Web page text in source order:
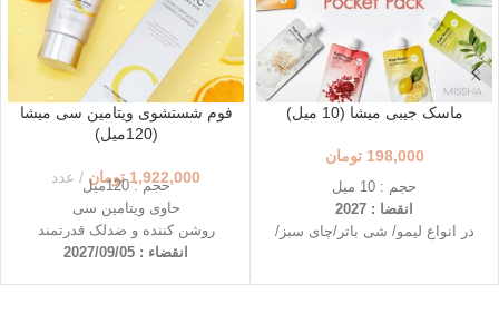
ماسک جیبی میشا (10 میل)
198,000 تومان
حجم : 10 میل
انقضا : 2027
در انواع لیمو/ شی باتر/چای سبز/
فوم شستشوی ویتامین سی میشا
(120میل)
1,922,000 تومان عدد
حجم : 120میل
حاوی ویتامین سی
روشن کننده و ضدلک قدرتمند
انقضاء : 2027/09/05